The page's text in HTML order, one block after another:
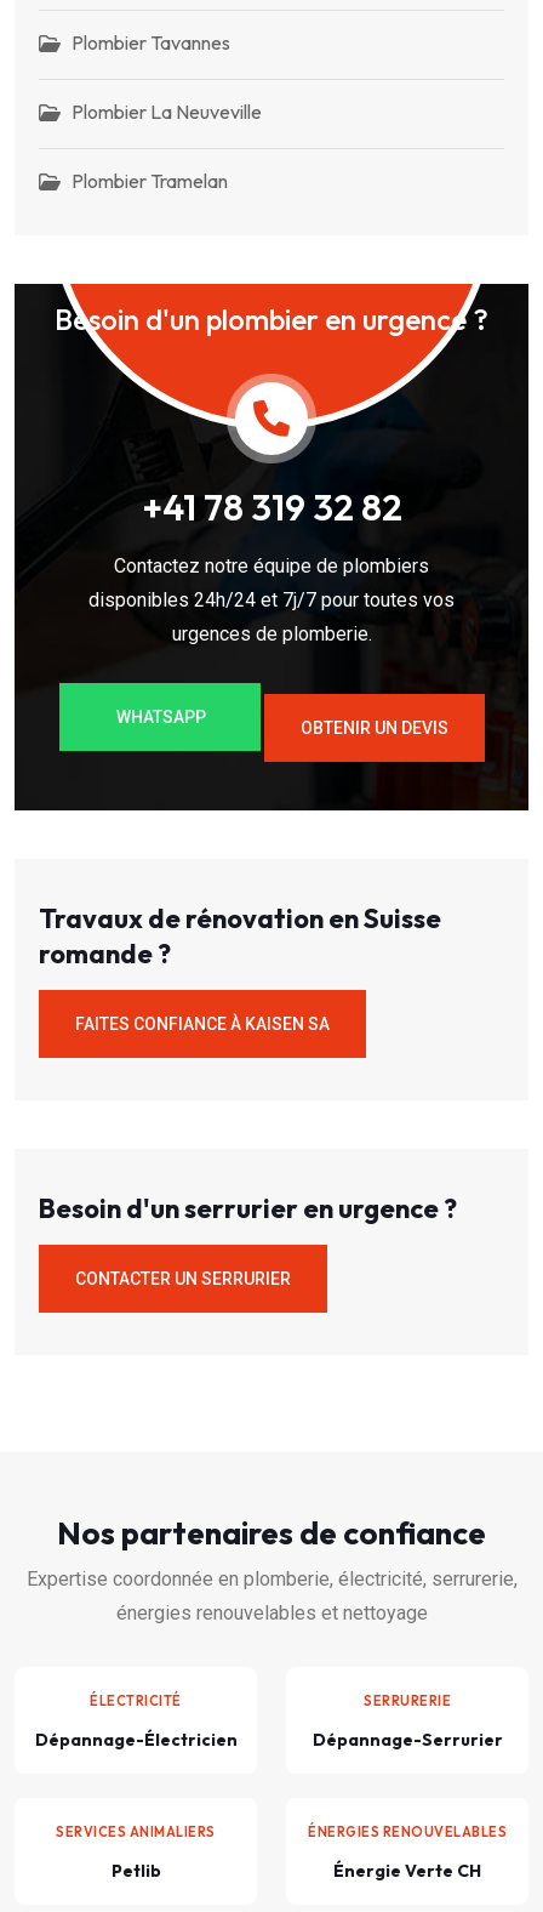
Plombier Tavannes
Plombier La Neuveville
Plombier Tramelan
Besoin d'un plombier en urgence ?
+41 78 319 32 82
Contactez notre équipe de plombiers
disponibles 24h/24 et 7j/7 pour toutes vos
urgences de plomberie.
WHATSAPP
OBTENIR UN DEVIS
Travaux de rénovation en Suisse
romande ?
FAITES CONFIANCE À KAISEN SA
Besoin d'un serrurier en urgence ?
CONTACTER UN SERRURIER
Nos partenaires de confiance
Expertise coordonnée en plomberie, électricité, serrurerie,
énergies renouvelables et nettoyage
ÉLECTRICITÉ
Dépannage-Électricien
SERRURERIE
Dépannage-Serrurier
SERVICES ANIMALIERS
Petlib
ÉNERGIES RENOUVELABLES
Énergie Verte CH